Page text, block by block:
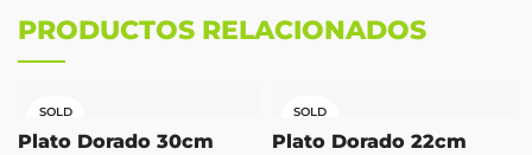
PRODUCTOS RELACIONADOS
SOLD
Plato Dorado 30cm
SOLD
Plato Dorado 22cm